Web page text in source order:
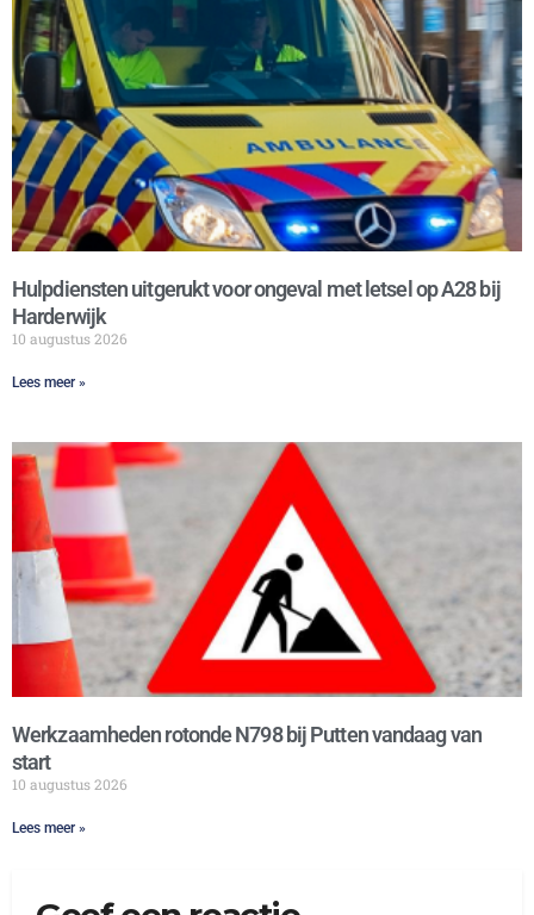
Hulpdiensten uitgerukt voor ongeval met letsel op A28 bij
Harderwijk
10 augustus 2026
Lees meer »
Werkzaamheden rotonde N798 bij Putten vandaag van
start
10 augustus 2026
Lees meer »